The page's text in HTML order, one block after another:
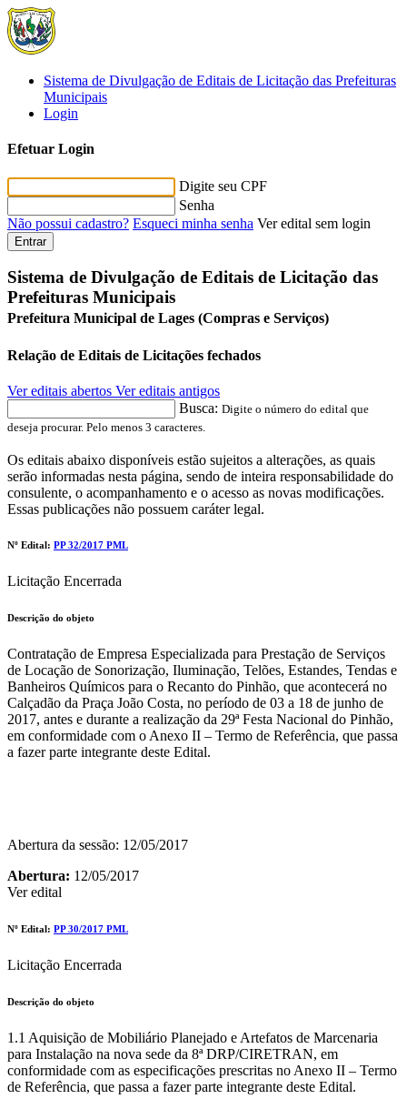
Sistema de Divulgação de Editais de Licitação das Prefeituras
Municipais
Login
Efetuar Login
Digite seu CPF
Senha
Não possui cadastro? Esqueci minha senha Ver edital sem login
Entrar
Sistema de Divulgação de Editais de Licitação das
Prefeituras Municipais
Prefeitura Municipal de Lages (Compras e Serviços)
Relação de Editais de Licitações fechados
Ver editais abertos Ver editais antigos
Busca: Digite o número do edital que
deseja procurar. Pelo menos 3 caracteres.
Os editais abaixo disponíveis estão sujeitos a alterações, as quais
serão informadas nesta página, sendo de inteira responsabilidade do
consulente, o acompanhamento e o acesso as novas modificações.
Essas publicações não possuem caráter legal.
Nº Edital: PP 32/2017 PML
Licitação Encerrada
Descrição do objeto
Contratação de Empresa Especializada para Prestação de Serviços
de Locação de Sonorização, Iluminação, Telões, Estandes, Tendas e
Banheiros Químicos para o Recanto do Pinhão, que acontecerá no
Calçadão da Praça João Costa, no período de 03 a 18 de junho de
2017, antes e durante a realização da 29ª Festa Nacional do Pinhão,
em conformidade com o Anexo II – Termo de Referência, que passa
a fazer parte integrante deste Edital.
Abertura da sessão: 12/05/2017
Abertura: 12/05/2017
Ver edital
Nº Edital: PP 30/2017 PML
Licitação Encerrada
Descrição do objeto
1.1 Aquisição de Mobiliário Planejado e Artefatos de Marcenaria
para Instalação na nova sede da 8ª DRP/CIRETRAN, em
conformidade com as especificações prescritas no Anexo II – Termo
de Referência, que passa a fazer parte integrante deste Edital.